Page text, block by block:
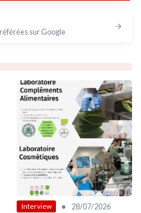
sur Google
Interview • 28/07/2026